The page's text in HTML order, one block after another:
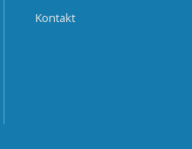
Kontakt